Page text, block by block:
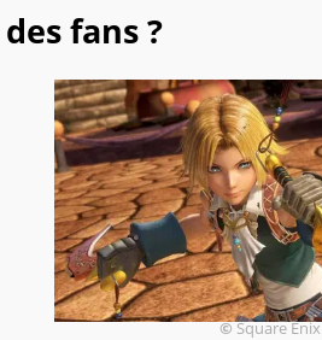
des fans ?
©Square Enix